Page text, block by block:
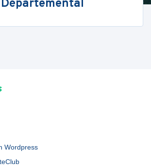
Départemental
Wordpress